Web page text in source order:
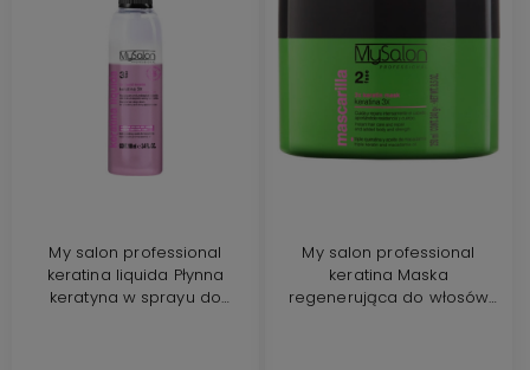
My salon professional
keratina liquida Płynna
keratyna w sprayu do
My salon professional
keratina Maska
regenerująca do włosów